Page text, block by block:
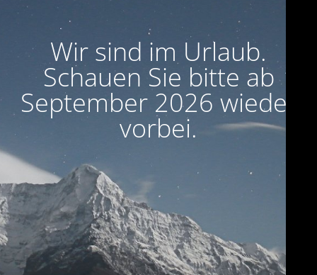
Wir sind im Urlaub.
Schauen Sie bitte ab
September 2026 wieder
vorbei.